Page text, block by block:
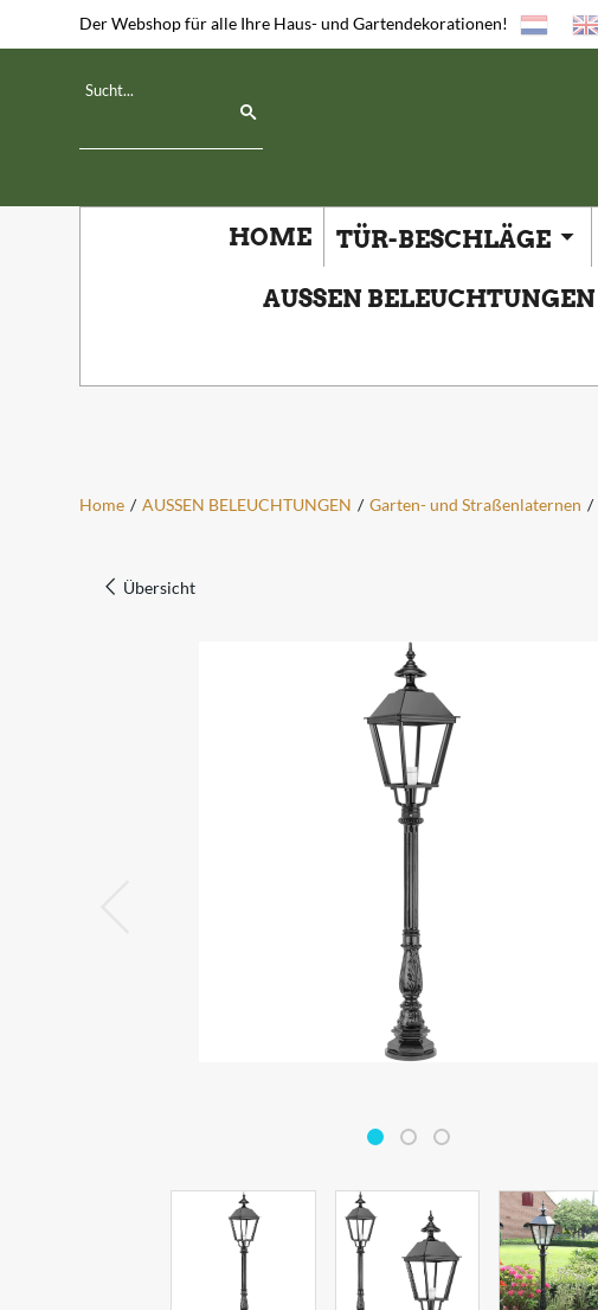
Der Webshop für alle Ihre Haus- und Gartendekorationen!
HOME TÜR-BESCHLÄGE
AUSSEN BELEUCHTUNGEN
Home / AUSSEN BELEUCHTUNGEN / Garten- und Straßenlaternen /
Übersicht